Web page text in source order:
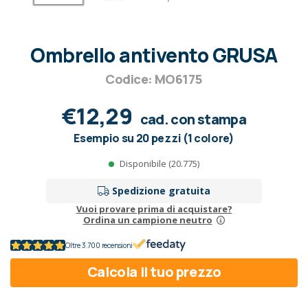
Ombrello antivento GRUSA
Codice: MO6175
€12,29 cad. con stampa
Esempio su 20 pezzi (1 colore)
Disponibile (20.775)
Spedizione gratuita
Vuoi provare prima di acquistare?
Ordina un campione neutro
Oltre 3.700 recensioni
Calcola il tuo prezzo